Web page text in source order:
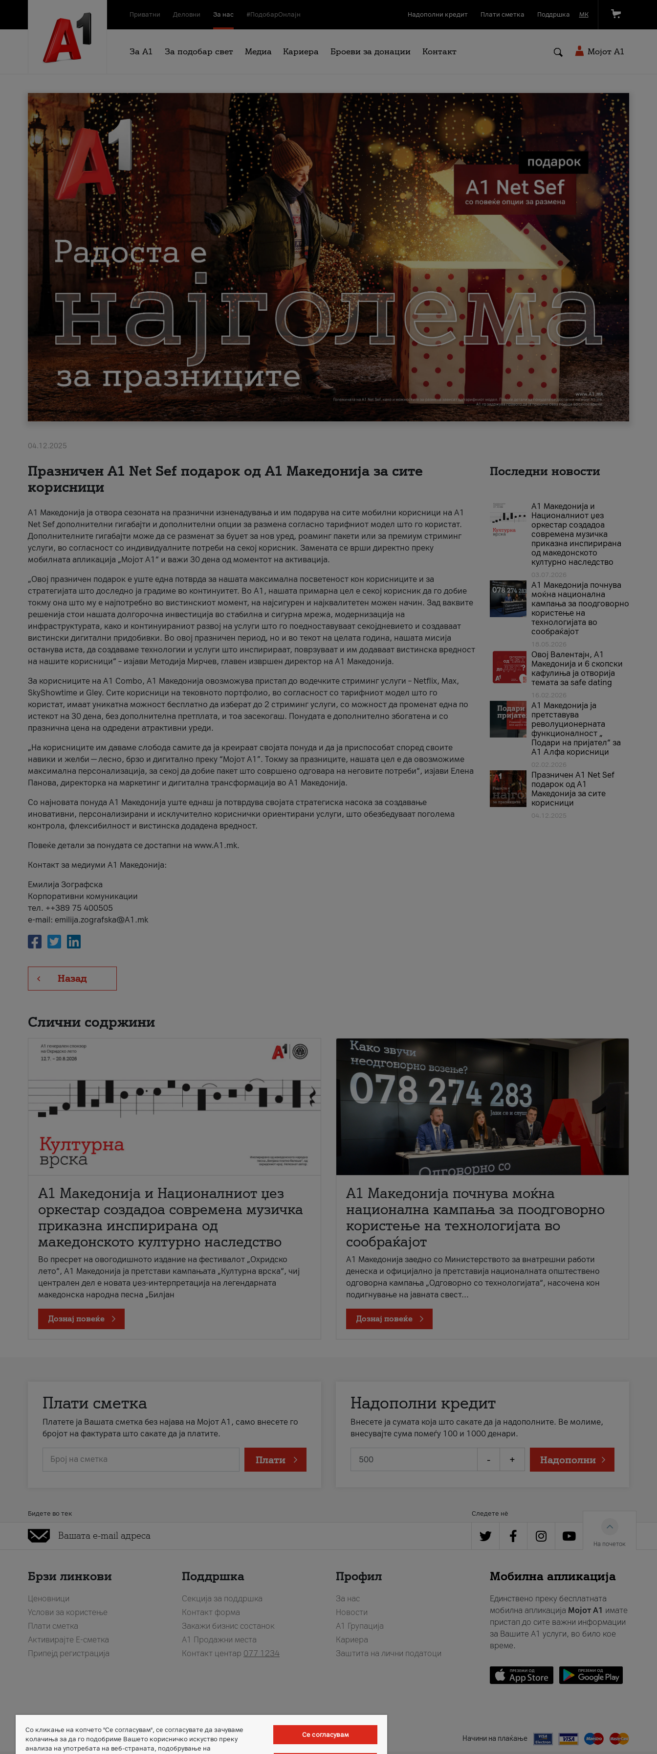
Приватни Деловни За нас #ПодобарОнлајн Надополни кредит Плати сметка Поддршка МК
За А1 За подобар свет Медиа Кариера Броеви за донации Контакт Мојот A1
04.12.2025
Празничен A1 Net Sеf подарок од А1 Македонија за сите
корисници
А1 Македонија ја отвора сезоната на празнични изненадувања и им подарува на сите мобилни корисници на A1
Net Sef дополнителни гигабајти и дополнителни опции за размена согласно тарифниот модел што го користат.
Дополнителните гигабајти може да се разменат за буџет за нов уред, роаминг пакети или за премиум стриминг
услуги, во согласност со индивидуалните потреби на секој корисник. Замената се врши директно преку
мобилната апликација „Мојот А1“ и важи 30 дена од моментот на активација.
„Овој празничен подарок е уште една потврда за нашата максимална посветеност кон корисниците и за
стратегијата што доследно ја градиме во континуитет. Во А1, нашата примарна цел е секој корисник да го добие
токму она што му е најпотребно во вистинскиот момент, на најсигурен и најквалитетен можен начин. Зад ваквите
решенија стои нашата долгорочна инвестиција во стабилна и сигурна мрежа, модернизација на
инфраструктурата, како и континуираниот развој на услуги што го поедноставуваат секојдневието и создаваат
вистински дигитални придобивки. Во овој празничен период, но и во текот на целата година, нашата мисија
останува иста, да создаваме технологии и услуги што инспирираат, поврзуваат и им додаваат вистинска вредност
на нашите корисници“ – изјави Методија Мирчев, главен извршен директор на А1 Македонија.
За корисниците на A1 Combo, А1 Македонија овозможува пристап до водечките стриминг услуги – Netflix, Max,
SkyShowtime и Gley. Сите корисници на тековното портфолио, во согласност со тарифниот модел што го
користат, имаат уникатна можност бесплатно да изберат до 2 стриминг услуги, со можност да променат една по
истекот на 30 дена, без дополнителна претплата, и тоа засекогаш. Понудата е дополнително збогатена и со
празнична цена на одредени атрактивни уреди.
„На корисниците им даваме слобода самите да ја креираат својата понуда и да ја приспособат според своите
навики и желби — лесно, брзо и дигитално преку “Мојот А1”. Токму за празниците, нашата цел е да овозможиме
максимална персонализација, за секој да добие пакет што совршено одговара на неговите потреби“, изјави Елена
Панова, директорка на маркетинг и дигитална трансформација во А1 Македонија.
Со најновата понуда А1 Македонија уште еднаш ја потврдува својата стратегиска насока за создавање
иновативни, персонализирани и исклучително кориснички ориентирани услуги, што обезбедуваат поголема
контрола, флексибилност и вистинска додадена вредност.
Повеќе детали за понудата се достапни на www.А1.mk.
Контакт за медиуми А1 Македонија:
Емилија Зографска
Корпоративни комуникации
тел. ++389 75 400505
e-mail: emilija.zografska@A1.mk
Назад
Последни новости
А1 Македонија и
Националниот џез
оркестар создадоа
современа музичка
приказна инспирирана
од македонското
културно наследство
03.07.2026
A1 Македонија почнува
моќна национална
кампања за поодговорно
користење на
технологијата во
сообраќајот
18.05.2026
Овој Валентајн, A1
Македонија и 6 скопски
кафулиња ја отворија
темата за safe dating
16.02.2026
А1 Македонија ја
претставува
револуционерната
функционалност „
Подари на пријател“ за
А1 Алфа корисници
02.02.2026
Празничен A1 Net Sеf
подарок од А1
Македонија за сите
корисници
04.12.2025
Слични содржини
А1 Македонија и Националниот џез
оркестар создадоа современа музичка
приказна инспирирана од
македонското културно наследство
Во пресрет на овогодишното издание на фестивалот „Охридско
лето“, А1 Македонија ја претстави кампањата „Културна врска“, чиј
централен дел е новата џез-интерпретација на легендарната
македонска народна песна „Билјан
Дознај повеќе
A1 Македонија почнува моќна
национална кампања за поодговорно
користење на технологијата во
сообраќајот
A1 Македонија заедно со Министерството за внатрешни работи
денеска и официјално ја претставија националната општествено
одговорна кампања „Одговорно со технологијата“, насочена кон
подигнување на јавната свест...
Дознај повеќе
Плати сметка
Платете ја Вашата сметка без најава на Мојот А1, само внесете го
бројот на фактурата што сакате да ја платите.
Број на сметка Плати
Надополни кредит
Внесете ја сумата која што сакате да ја надополните. Ве молиме,
внесувајте сума помеѓу 100 и 1000 денари.
- + Надополни
Бидете во тек Следете нè
На почеток
Брзи линкови
Ценовници
Услови за користење
Плати сметка
Активирајте Е-сметка
Припејд регистрација
Поддршка
Секција за поддршка
Контакт форма
Закажи бизнис состанок
A1 Продажни места
Контакт центар 077 1234
Профил
За нас
Новости
А1 Групација
Кариера
Заштита на лични податоци
Мобилна апликација
Единствено преку бесплатната
мобилна апликација Мојот A1 имате
пристап до сите важни информации
за Вашите A1 услуги, во било кое
време.
Member of Начини на плаќање
Со кликање на копчето "Се согласувам", се согласувате да зачуваме
колачиња за да го подобриме Вашето корисничко искуство преку
анализа на употребата на веб-страната, подобрување на
Се согласувам